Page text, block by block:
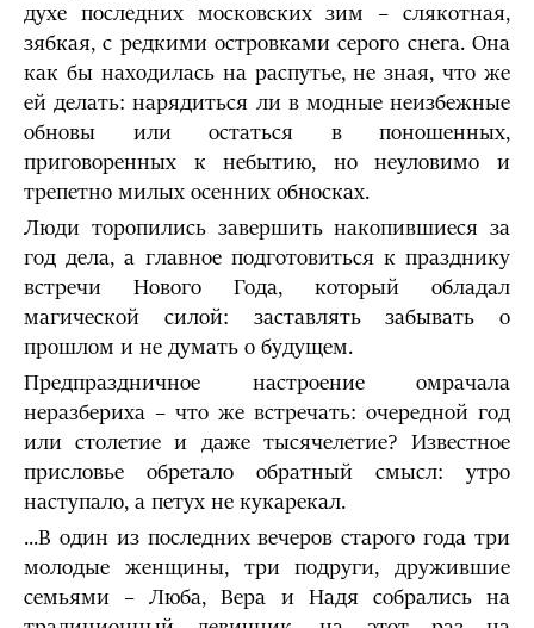
духе последних московских зим – слякотная,
зябкая, с редкими островками серого снега. Она
как бы находилась на распутье, не зная, что же
ей делать: нарядиться ли в модные неизбежные
обновы или остаться в поношенных,
приговоренных к небытию, но неуловимо и
трепетно милых осенних обносках.
Люди торопились завершить накопившиеся за
год дела, а главное подготовиться к празднику
встречи Нового Года, который обладал
магической силой: заставлять забывать о
прошлом и не думать о будущем.
Предпраздничное настроение омрачала
неразбериха – что же встречать: очередной год
или столетие и даже тысячелетие? Известное
присловье обретало обратный смысл: утро
наступало, а петух не кукарекал.
...В один из последних вечеров старого года три
молодые жен­щины, три подруги, дружившие
семьями – Люба, Вера и Надя собрались на